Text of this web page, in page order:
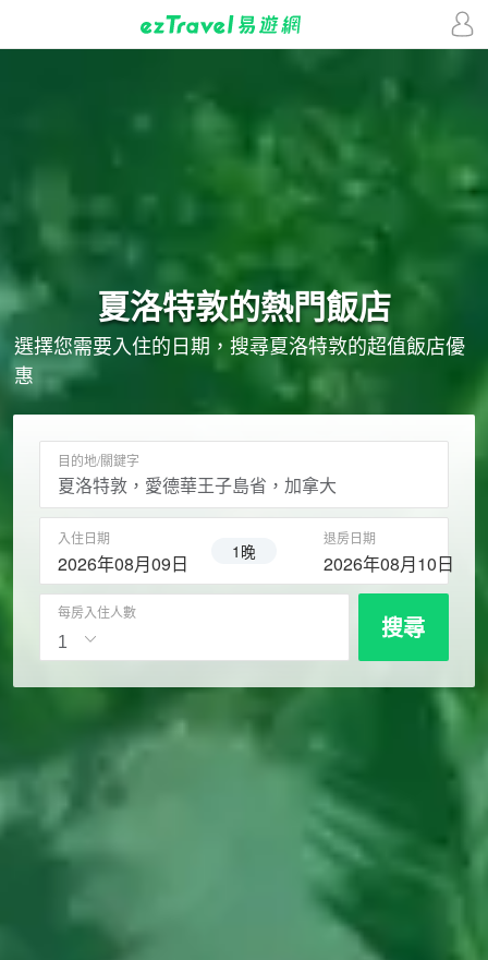
夏洛特敦的熱門飯店
選擇您需要入住的日期，搜尋夏洛特敦的超值飯店優
惠
目的地/關鍵字
入住日期
2026年08月09日 1晚
退房日期
2026年08月10日
每房入住人數 搜尋